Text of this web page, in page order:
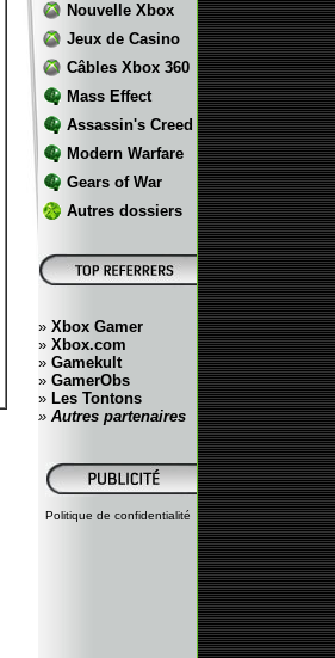
Nouvelle Xbox
Jeux de Casino
Câbles Xbox 360
Mass Effect
Assassin's Creed
Modern Warfare
Gears of War
Autres dossiers
» Xbox Gamer
» Xbox.com
» Gamekult
» GamerObs
» Les Tontons
» Autres partenaires
Politique de confidentialité